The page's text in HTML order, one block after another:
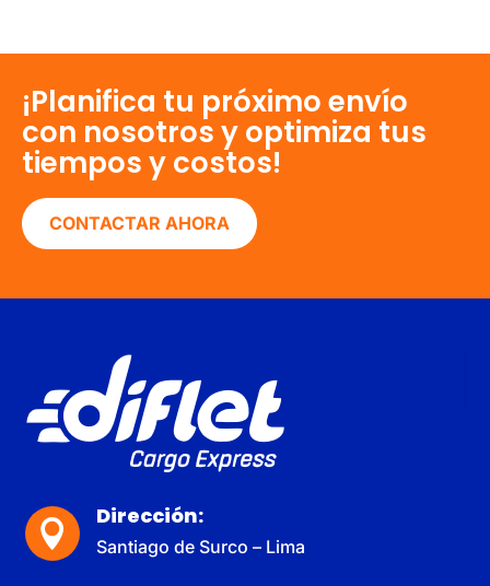
¡Planifica tu próximo envío
con nosotros y optimiza tus
tiempos y costos!
CONTACTAR AHORA

Dirección:
Santiago de Surco – Lima